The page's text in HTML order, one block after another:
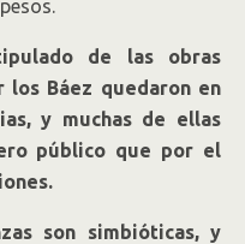
de las obras
los Báez quedaron en
y muchas de ellas
público que por el
son simbióticas, y